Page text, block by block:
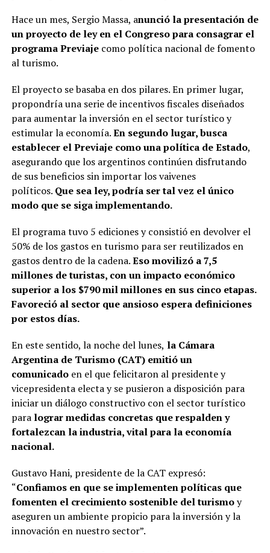
Hace un mes, Sergio Massa, anunció la presentación de
un proyecto de ley en el Congreso para consagrar el
programa Previajecomo política nacional de fomento
al turismo.
El proyecto se basaba en dos pilares. En primer lugar,
propondría una serie de incentivos fiscales diseñados
para aumentar la inversión en el sector turístico y
estimular la economía.En segundo lugar, busca
establecer el Previaje como una política de Estado,
asegurando que los argentinos continúen disfrutando
de sus beneficios sin importar los vaivenes
políticos. Que sea ley, podría ser tal vez el único
modo que se siga implementando.
El programa tuvo 5 ediciones y consistió en devolver el
50% de los gastos en turismo para ser reutilizados en
gastos dentro de la cadena.Eso movilizó a 7,5
millones de turistas, con un impacto económico
superior a los $790 mil millones en sus cinco etapas.
Favoreció al sector que ansioso espera definiciones
por estos días.
En este sentido, la noche del lunes, la Cámara
Argentina de Turismo (CAT) emitió un
comunicado en el que felicitaron al presidente y
vicepresidenta electa y se pusieron a disposición para
iniciar un diálogo constructivo con el sector turístico
para lograr medidas concretas que respalden y
fortalezcan la industria, vital para la economía
nacional.
Gustavo Hani, presidente de la CAT expresó:
“Confiamos en que se implementen políticas que
fomenten el crecimiento sostenible del turismoy
aseguren un ambiente propicio para la inversión y la
innovación en nuestro sector”.